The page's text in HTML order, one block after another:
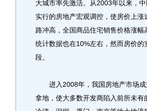
大城市率先激活。从2003年以来，
实行的房地产宏观调控，使房价上
路冲高，全国商品住宅销售价格涨
统计数据也在10%左右，然而房价
段。
进入2008年，我国房地产市场成
拿地，使大多数开发商陷入前所未